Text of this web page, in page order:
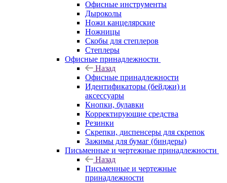
Офисные инструменты
Дыроколы
Ножи канцелярские
Ножницы
Скобы для степлеров
Степлеры
Офисные принадлежности
Назад
Офисные принадлежности
Идентификаторы (бейджи) и
аксессуары
Кнопки, булавки
Корректирующие средства
Резинки
Скрепки, диспенсеры для скрепок
Зажимы для бумаг (биндеры)
Письменные и чертежные принадлежности
Назад
Письменные и чертежные
принадлежности